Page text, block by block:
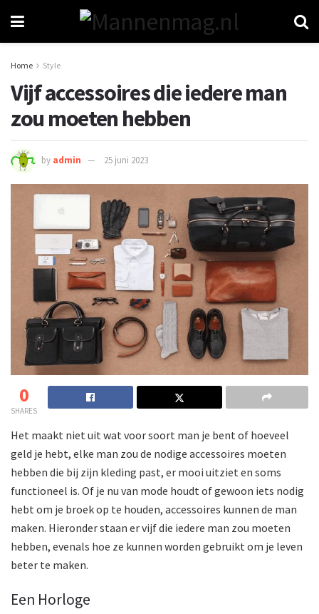
Home Style
Vijf accessoires die iedere man
zou moeten hebben
by admin 25 juni 2023
0
SHARES
Het maakt niet uit wat voor soort man je bent of hoeveel
geld je hebt, elke man zou de nodige accessoires moeten
hebben die bij zijn kleding past, er mooi uitziet en soms
functioneel is. Of je nu van mode houdt of gewoon iets nodig
hebt om je broek op te houden, accessoires kunnen de man
maken. Hieronder staan ​​er vijf die iedere man zou moeten
hebben, evenals hoe ze kunnen worden gebruikt om je leven
beter te maken.
Een Horloge